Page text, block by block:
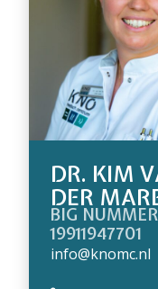
DR. KIM
DER
BIG
19911947701
info@knomc.nl